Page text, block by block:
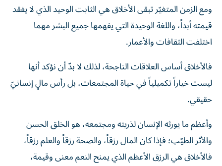
ومع الزمن المتغيّر تبقى الأخلاق هي الثابت الوحيد الذي لا يفقد
قيمته أبداً، واللغة الوحيدة التي يفهمها جميع البشر مهما
اختلفت الثقافات والأعمار.
فالأخلاق أساس العلاقات الناجحة، لذلك لا بدّ أن نؤكد أنها
ليست خياراً تكميلياً في حياة المجتمعات، بل رأس مالٍ إنسانيّ
حقيقي.
وأعظم ما يورثه الإنسان لذريته ومجتمعه، هو الخلق الحسن
والأثر الطيّب؛ فإذا كان المال رزقاً، والصحة رزقاً والعلم رزقاً،
فالأخلاق هي الرزق الأعظم الذي يمنح النعم معنى وقيمة،